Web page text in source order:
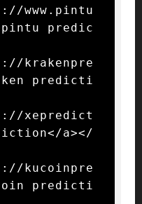
www.pintu
predic
krakenpre
predicti
xepredict
a></
kucoinpre
predicti